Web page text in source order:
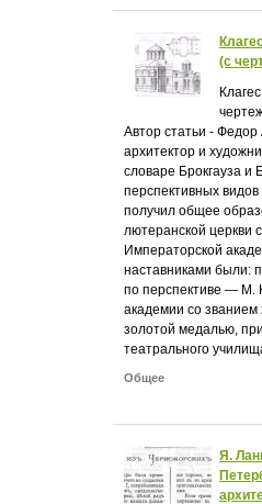
(с
Автор статьи -
архитектор и
словаре Брокгауза
перспективных видов
получил общее
лютеранской церкви
Императорской
наставниками были:
по перспективе —
академии со званием
золотой медалью,
театрального
Общее
Я.